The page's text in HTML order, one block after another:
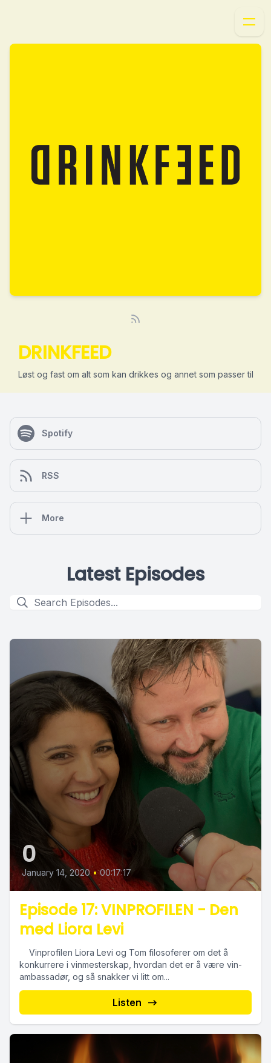
DRINKFEED
Løst og fast om alt som kan drikkes og annet som passer til
Spotify
RSS
More
Latest Episodes
0
January 14, 2020 • 00:17:17
Episode 17: VINPROFILEN - Den
med Liora Levi
Vinprofilen Liora Levi og Tom filosoferer om det å
konkurrere i vinmesterskap, hvordan det er å være vin-
ambassadør, og så snakker vi litt om...
Listen